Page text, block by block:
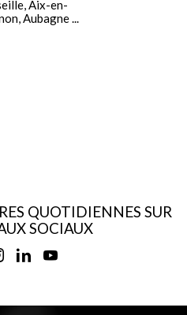
Aix-en-
Aubagne ...
QUOTIDIENNES SUR
SOCIAUX